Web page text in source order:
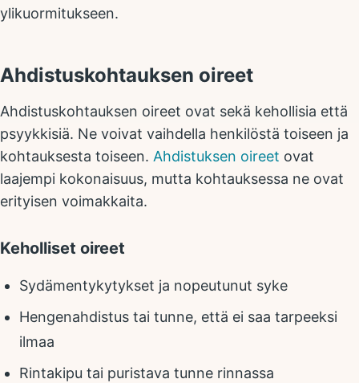
ylikuormitukseen.
Ahdistuskohtauksen oireet
Ahdistuskohtauksen oireet ovat sekä kehollisia että
psyykkisiä. Ne voivat vaihdella henkilöstä toiseen ja
kohtauksesta toiseen. Ahdistuksen oireet ovat
laajempi kokonaisuus, mutta kohtauksessa ne ovat
erityisen voimakkaita.
Keholliset oireet
Sydämentykytykset ja nopeutunut syke
Hengenahdistus tai tunne, että ei saa tarpeeksi
ilmaa
Rintakipu tai puristava tunne rinnassa